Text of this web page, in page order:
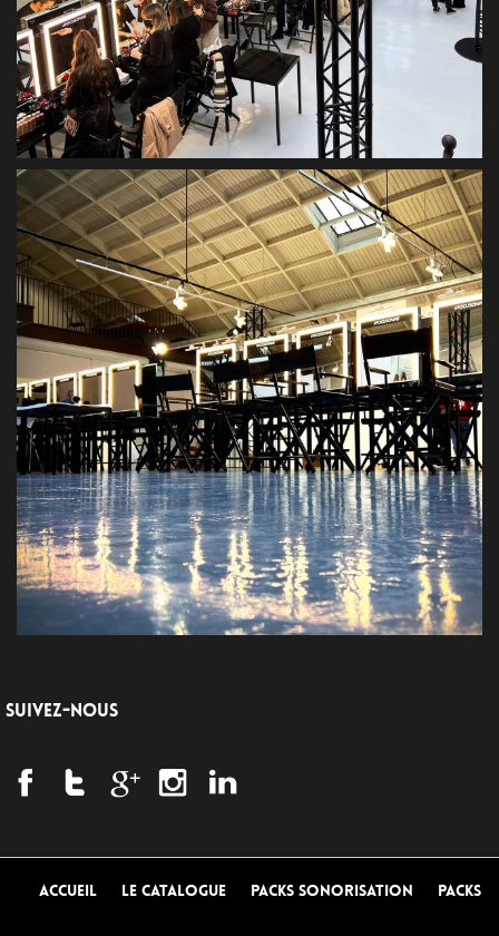
SUIVEZ-NOUS
Accueil Le Catalogue Packs Sonorisation Packs